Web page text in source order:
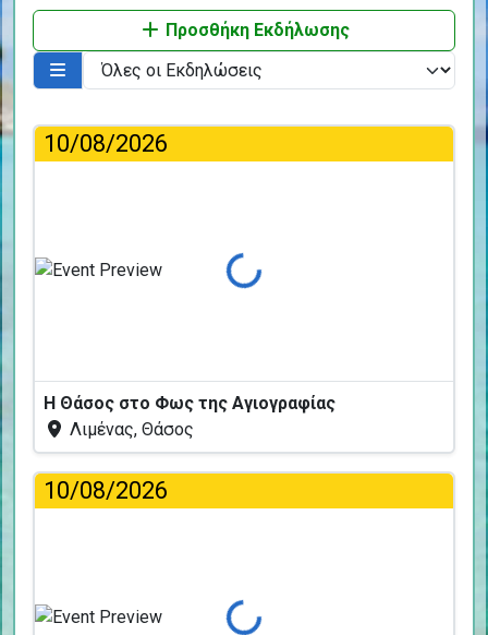
Προσθήκη Εκδήλωσης
10/08/2026
Φόρτωση...
Η Θάσος στο Φως της Αγιογραφίας
Λιμένας, Θάσος
10/08/2026
Φόρτωση...